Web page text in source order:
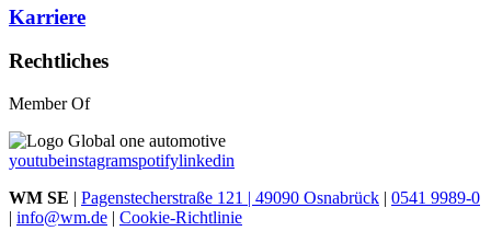
Karriere
Rechtliches
Member Of
youtubeinstagramspotifylinkedin
WM SE | Pagenstecherstraße 121 | 49090 Osnabrück | 0541 9989-0
| info@wm.de | Cookie-Richtlinie